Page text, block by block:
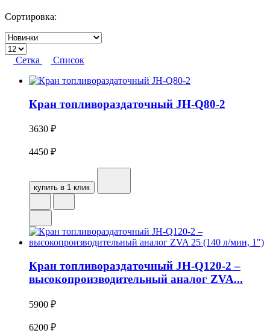
Сортировка:
Сетка Список
Кран топливораздаточный JH-Q80-2
3630 ₽
4450 ₽
купить в 1 клик
Кран топливораздаточный JH-Q120-2 –
высокопроизводительный аналог ZVA...
5900 ₽
6200 ₽